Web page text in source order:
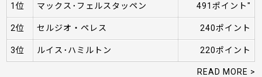
1位 マックス･フェルスタッペン 491ポイント"
2位 セルジオ・ペレス 240ポイント
3位 ルイス･ハミルトン 220ポイント
READ MORE >